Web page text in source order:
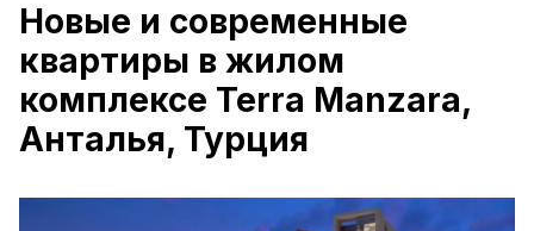
Новые и современные
квартиры в жилом
комплексе Terra Manzara,
Анталья, Турция